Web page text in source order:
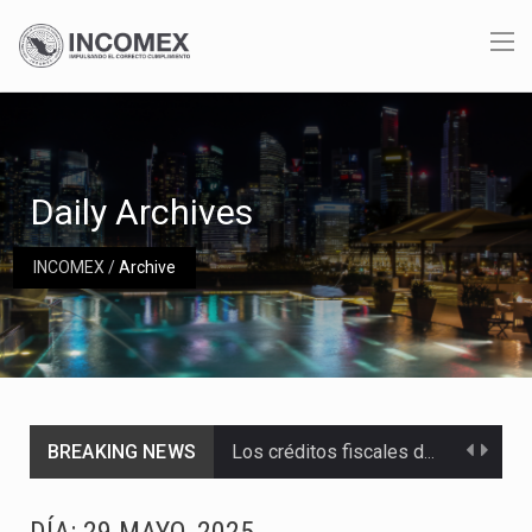
INCOMEX/Archive
Daily Archives
BREAKING NEWS
Los créditos fiscales determinados a empresas IMMEX rara vez nacen de una interpretación equivocada de…
La industria automotriz mexicana concentra más de la mitad de las quejas bajo el Mecanismo…